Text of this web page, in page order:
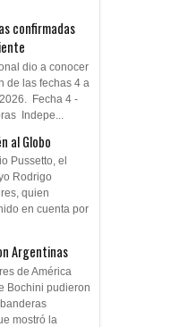
confirmadas
dio a conocer
de las fechas 4 a
Fecha 4 -
Indepe...
al Globo
Pussetto, el
Rodrigo
quien
en cuenta por
Argentinas
de América
Bochini pudieron
mostró la